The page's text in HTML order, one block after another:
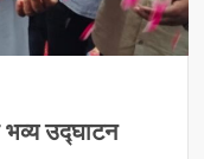
उद्घाटन